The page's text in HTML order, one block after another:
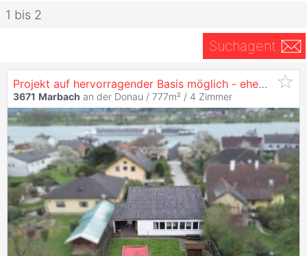
1 bis 2
Suchagent
Projekt auf hervorragender Basis möglich - ehemaliger Kindergarten mit Garten erwerbbar!
3671 Marbach an der Donau / 777m² / 4 Zimmer